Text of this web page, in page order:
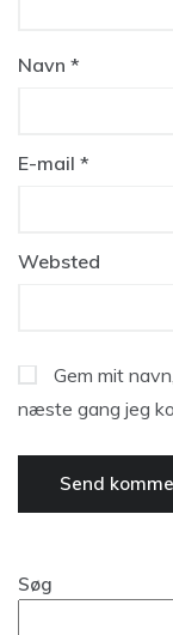
Navn *
E-mail *
Websted
Gem mit
næste gang jeg
Søg